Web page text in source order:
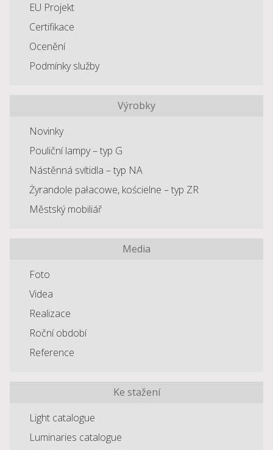
EU Projekt
Certifikace
Ocenění
Podmínky služby
Výrobky
Novinky
Pouliční lampy – typ G
Nástěnná svítidla – typ NA
Żyrandole pałacowe, kościelne – typ ZR
Městský mobiliář
Media
Foto
Videa
Realizace
Roční období
Reference
Ke stažení
Light catalogue
Luminaries catalogue